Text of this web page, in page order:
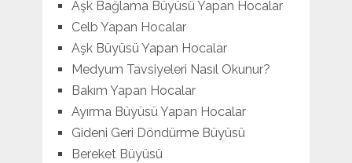
Aşk Bağlama Büyüsü Yapan Hocalar
Celb Yapan Hocalar
Aşk Büyüsü Yapan Hocalar
Medyum Tavsiyeleri Nasıl Okunur?
Bakım Yapan Hocalar
Ayırma Büyüsü Yapan Hocalar
Gideni Geri Döndürme Büyüsü
Bereket Büyüsü